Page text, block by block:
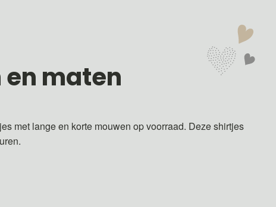
en maten
met lange en korte mouwen op voorraad. Deze shirtjes